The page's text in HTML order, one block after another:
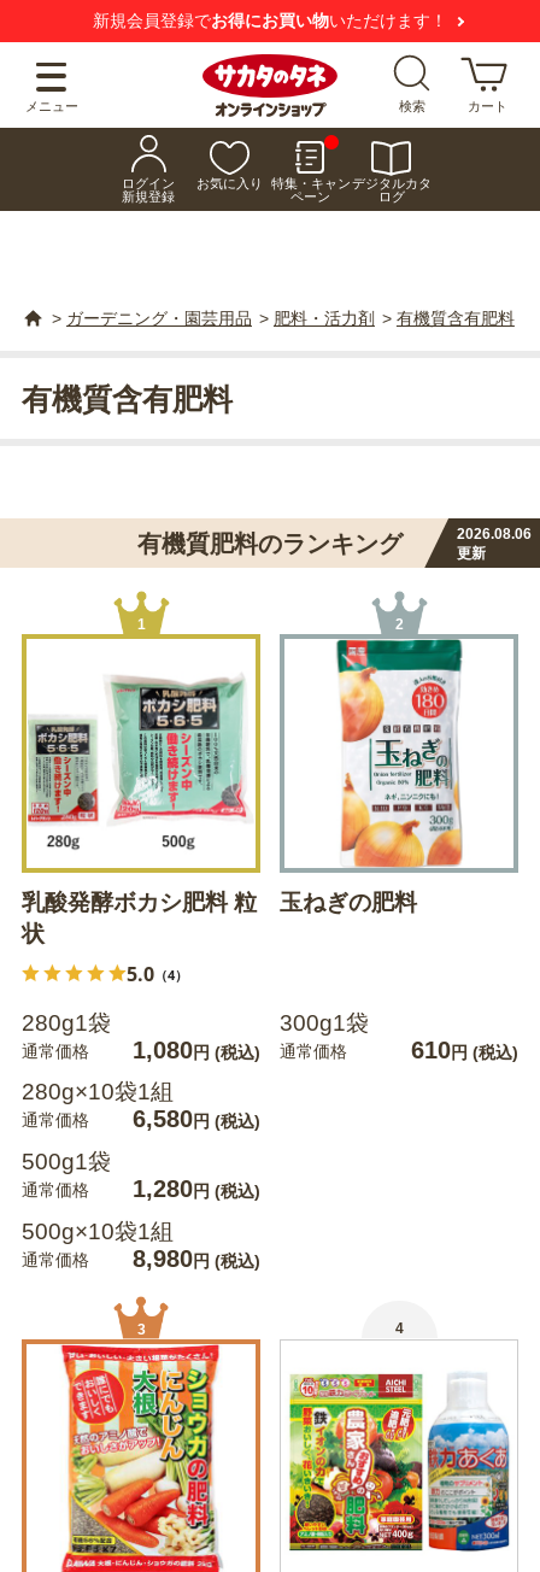
新規会員登録でお得にお買い物いただけます！
メニュー 検索 カート
ログイン
新規登録
お気に入り
特集・キャン
ペーン
デジタルカタ
ログ
> ガーデニング・園芸用品 > 肥料・活力剤 > 有機質含有肥料
有機質含有肥料
有機質肥料のランキング
2026.08.06
更新
1
乳酸発酵ボカシ肥料 粒
状
5.0（4）
280g1袋
通常価格 1,080円 (税込)
280g×10袋1組
通常価格 6,580円 (税込)
500g1袋
通常価格 1,280円 (税込)
500g×10袋1組
通常価格 8,980円 (税込)
2
玉ねぎの肥料
300g1袋
通常価格 610円 (税込)
3 4